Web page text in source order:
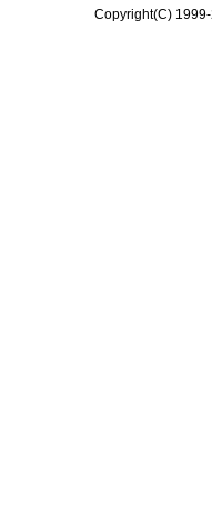
Copyright(C)